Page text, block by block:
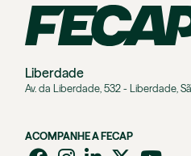
Liberdade
Av. da Liberdade, 532 - Liberdade,
ACOMPANHE A FECAP